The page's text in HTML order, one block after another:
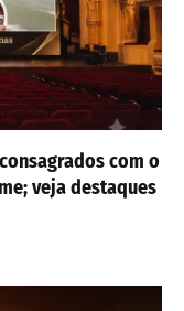
com o
veja destaques